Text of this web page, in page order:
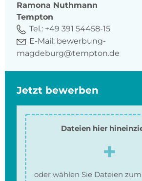
Ramona Nuthmann
Tempton
Tel.: +49 391 54458-15
E-Mail: bewerbung-
magdeburg@tempton.de
Jetzt bewerben
Dateien hier
oder wählen Sie Dateien